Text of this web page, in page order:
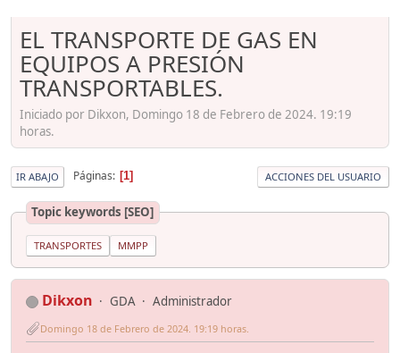
EL TRANSPORTE DE GAS EN
EQUIPOS A PRESIÓN
TRANSPORTABLES.
Iniciado por Dikxon, Domingo 18 de Febrero de 2024. 19:19
horas.
IR ABAJO Páginas 1 ACCIONES DEL USUARIO
Topic keywords [SEO]
TRANSPORTES MMPP
Dikxon GDA Administrador
Domingo 18 de Febrero de 2024. 19:19 horas.